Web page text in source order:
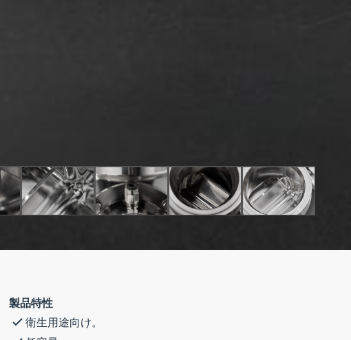
製品特性
衛生用途向け。